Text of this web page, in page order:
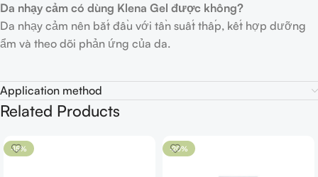
Da nhạy cảm có dùng Klena Gel được không?
Da nhạy cảm nên bắt đầu với tần suất thấp, kết hợp dưỡng
ẩm và theo dõi phản ứng của da.
Application method
Related Products
-15% -20%